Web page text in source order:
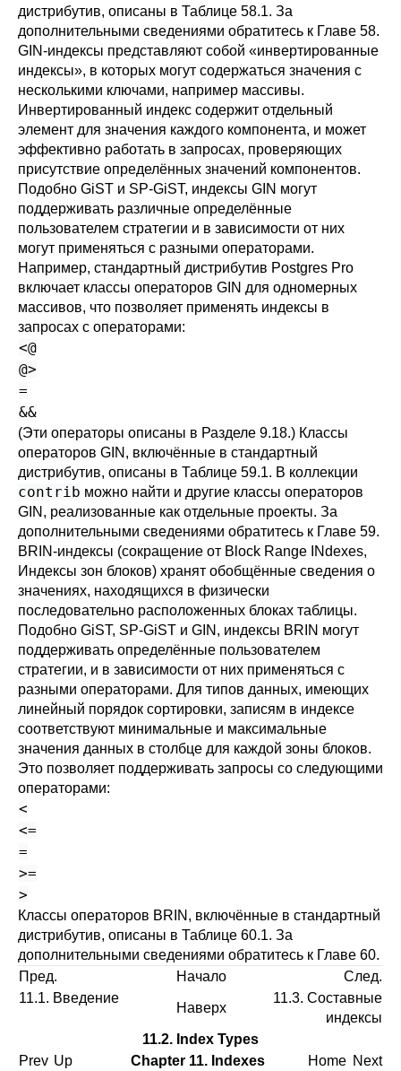
дистрибутив, описаны в Таблице 58.1. За
дополнительными сведениями обратитесь к Главе 58.
GIN-индексы представляют собой «инвертированные
индексы», в которых могут содержаться значения с
несколькими ключами, например массивы.
Инвертированный индекс содержит отдельный
элемент для значения каждого компонента, и может
эффективно работать в запросах, проверяющих
присутствие определённых значений компонентов.
Подобно GiST и SP-GiST, индексы GIN могут
поддерживать различные определённые
пользователем стратегии и в зависимости от них
могут применяться с разными операторами.
Например, стандартный дистрибутив Postgres Pro
включает классы операторов GIN для одномерных
массивов, что позволяет применять индексы в
запросах с операторами:
<@
@>
=
&&
(Эти операторы описаны в Разделе 9.18.) Классы
операторов GIN, включённые в стандартный
дистрибутив, описаны в Таблице 59.1. В коллекции
contrib можно найти и другие классы операторов
GIN, реализованные как отдельные проекты. За
дополнительными сведениями обратитесь к Главе 59.
BRIN-индексы (сокращение от Block Range INdexes,
Индексы зон блоков) хранят обобщённые сведения о
значениях, находящихся в физически
последовательно расположенных блоках таблицы.
Подобно GiST, SP-GiST и GIN, индексы BRIN могут
поддерживать определённые пользователем
стратегии, и в зависимости от них применяться с
разными операторами. Для типов данных, имеющих
линейный порядок сортировки, записям в индексе
соответствуют минимальные и максимальные
значения данных в столбце для каждой зоны блоков.
Это позволяет поддерживать запросы со следующими
операторами:
<
<=
=
>=
>
Классы операторов BRIN, включённые в стандартный
дистрибутив, описаны в Таблице 60.1. За
дополнительными сведениями обратитесь к Главе 60.
Пред.
Начало
След.
11.1. Введение
Наверх
11.3. Составные
индексы
11.2. Index Types
Prev Up Chapter 11. Indexes Home Next